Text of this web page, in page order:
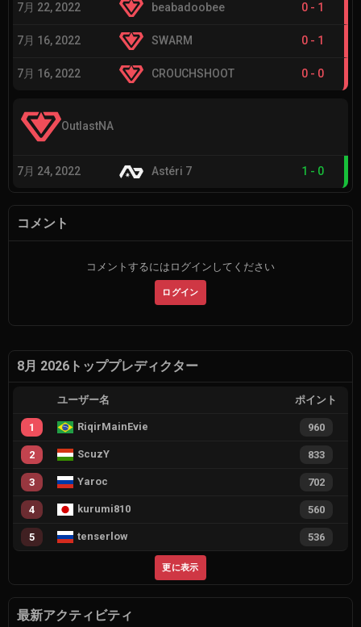
7月 22, 2022 beabadoobee 0 - 1
7月 16, 2022 SWARM 0 - 1
7月 16, 2022 CROUCHSHOOT 0 - 0
OutlastNA
7月 24, 2022 Astéri 7 1 - 0
コメント
コメントするにはログインしてください
ログイン
8月 2026トッププレディクター
ユーザー名 ポイント
1 RiqirMainEvie 960
2 ScuzY 833
3 Yaroc 702
4 kurumi810 560
5 tenserlow 536
更に表示
最新アクティビティ